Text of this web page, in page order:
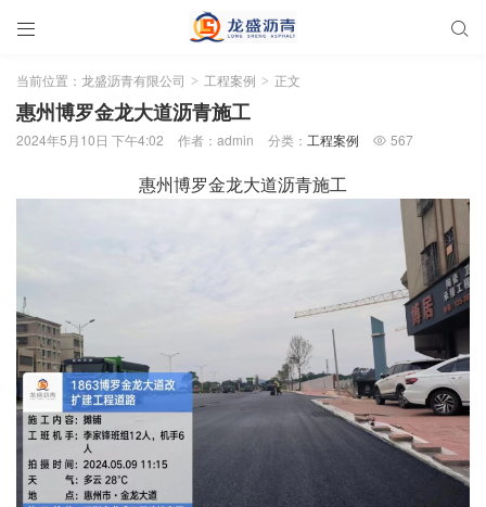
 
当前位置： 龙盛沥青有限公司 > 工程案例 > 正文
惠州博罗金龙大道沥青施工
2024年5月10日 下午4:02 作者：admin 分类： 工程案例  567
惠州博罗金龙大道沥青施工